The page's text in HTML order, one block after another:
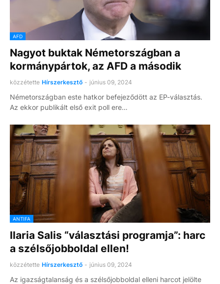
AFD
Nagyot buktak Németországban a
kormánypártok, az AFD a második
közzétette Hírszerkesztő - június 09, 2024
Németországban este hatkor befejeződött az EP-választás.
Az ekkor publikált első exit poll ere…
ANTIFA
Ilaria Salis “választási programja”: harc
a szélsőjobboldal ellen!
közzétette Hírszerkesztő - június 09, 2024
Az igazságtalanság és a szélsőjobboldal elleni harcot jelölte